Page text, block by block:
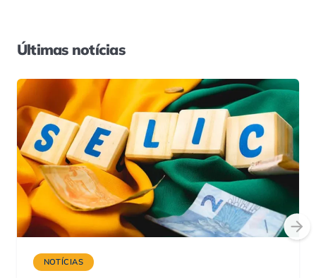
Últimas notícias
NOTÍCIAS